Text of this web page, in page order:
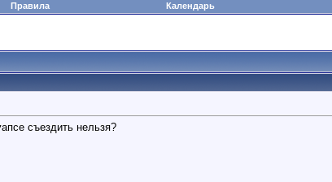
Правила Календарь
съездить нельзя?